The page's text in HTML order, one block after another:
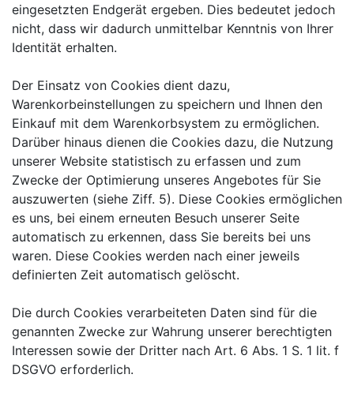
eingesetzten Endgerät ergeben. Dies bedeutet jedoch
nicht, dass wir dadurch unmittelbar Kenntnis von Ihrer
Identität erhalten.
Der Einsatz von Cookies dient dazu,
Warenkorbeinstellungen zu speichern und Ihnen den
Einkauf mit dem Warenkorbsystem zu ermöglichen.
Darüber hinaus dienen die Cookies dazu, die Nutzung
unserer Website statistisch zu erfassen und zum
Zwecke der Optimierung unseres Angebotes für Sie
auszuwerten (siehe Ziff. 5). Diese Cookies ermöglichen
es uns, bei einem erneuten Besuch unserer Seite
automatisch zu erkennen, dass Sie bereits bei uns
waren. Diese Cookies werden nach einer jeweils
definierten Zeit automatisch gelöscht.
Die durch Cookies verarbeiteten Daten sind für die
genannten Zwecke zur Wahrung unserer berechtigten
Interessen sowie der Dritter nach Art. 6 Abs. 1 S. 1 lit. f
DSGVO erforderlich.